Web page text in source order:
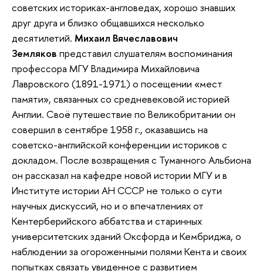
советских историках-англоведах, хорошо знавших
друг друга и близко общавшихся несколько
десятилетий. Михаил Вячеславович
Земляков представил слушателям воспоминания
профессора МГУ Владимира Михайловича
Лавровского (1891-1971) о посещении «мест
памяти», связанных со средневековой историей
Англии. Своё путешествие по Великобритании он
совершил в сентябре 1958 г., оказавшись на
советско-английской конференции историков с
докладом. После возвращения с Туманного Альбиона
он рассказал на кафедре новой истории МГУ и в
Институте истории АН СССР не только о сути
научных дискуссий, но и о впечатлениях от
Кентерберийского аббатства и старинных
университетских зданий Оксфорда и Кембриджа, о
наблюдении за огороженными полями Кента и своих
попытках связать увиденное с развитием